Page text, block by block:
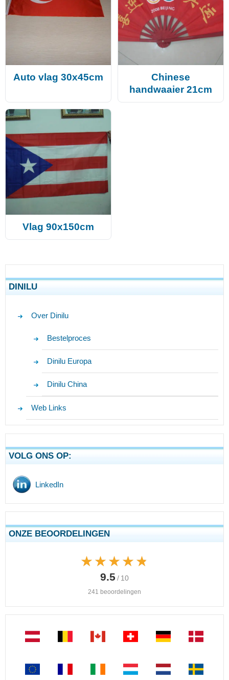
Auto vlag 30x45cm
Chinese
handwaaier 21cm
Vlag 90x150cm
DINILU
Over Dinilu
Bestelproces
Dinilu Europa
Dinilu China
Web Links
VOLG ONS OP:
LinkedIn
ONZE BEOORDELINGEN
★★★★★
★★★★★
9.5 / 10
241 beoordelingen